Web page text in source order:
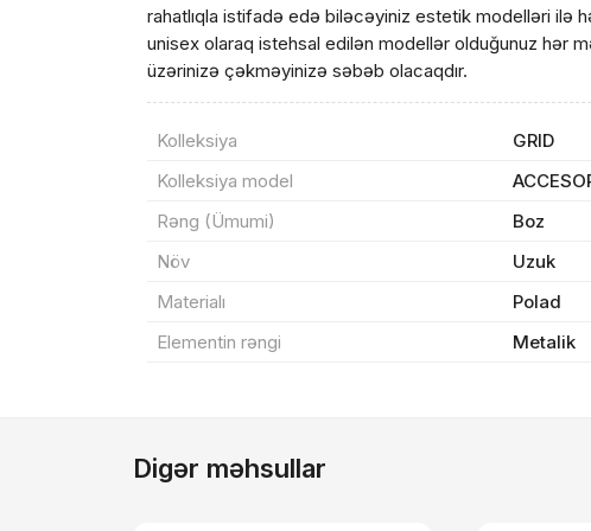
rahatlıqla istifadə edə biləcəyiniz estetik modelləri ilə
unisex olaraq istehsal edilən modellər olduğunuz hər
üzərinizə çəkməyinizə səbəb olacaqdır.
Kolleksiya
GRID
Kolleksiya model
Rəng (Ümumi)
Boz
Növ
Uzuk
Materialı
Polad
Elementin rəngi
Metalik
Digər məhsullar
Məhsul
Endirim
Yekun